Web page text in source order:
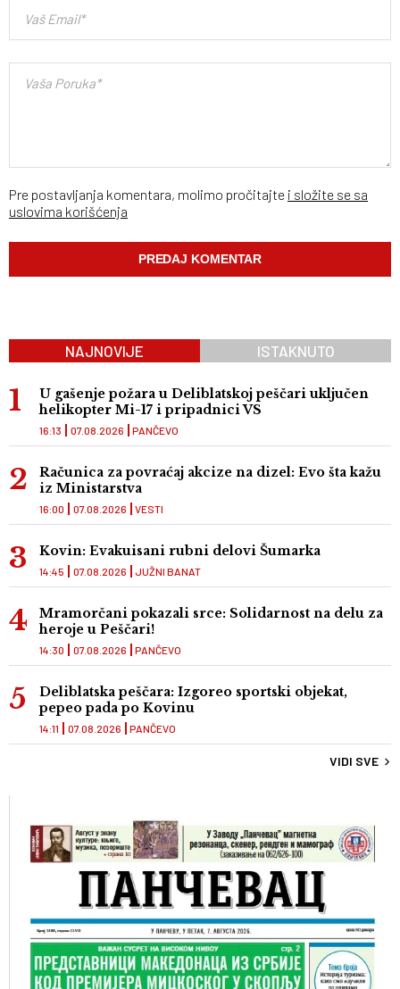
Pre postavljanja komentara, molimo pročitajte i složite se sa
uslovima korišćenja
NAJNOVIJE ISTAKNUTO
U gašenje požara u Deliblatskoj peščari uključen
helikopter Mi-17 i pripadnici VS
PANČEVO
16:13 07.08.2026
Računica za povraćaj akcize na dizel: Evo šta kažu
iz Ministarstva
VESTI
16:00 07.08.2026
Kovin: Evakuisani rubni delovi Šumarka
JUŽNI BANAT
14:45 07.08.2026
Mramorčani pokazali srce: Solidarnost na delu za
heroje u Peščari!
PANČEVO
14:30 07.08.2026
Deliblatska peščara: Izgoreo sportski objekat,
pepeo pada po Kovinu
PANČEVO
14:11 07.08.2026
VIDI SVE